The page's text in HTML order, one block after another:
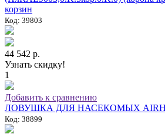
корзин
Код: 39803
44 542 р.
Узнать скидку!
1
Добавить к сравнению
ЛОВУШКА ДЛЯ НАСЕКОМЫХ
Код: 38899